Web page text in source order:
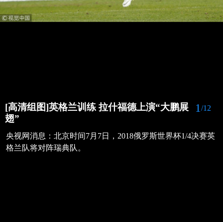
1/12
[高清组图]英格兰训练 拉什福德上演“大鹏展
翅”
央视网消息：北京时间7月7日，2018俄罗斯世界杯1/4决赛英
格兰队将对阵瑞典队。